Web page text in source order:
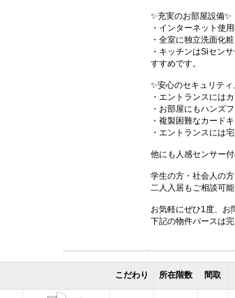
✨充実のお部屋設備✨
・インターネット使
・全室に独立洗面化
・キッチンはSiセン
すすめです。
✨安心のセキュリテ
・エントランスには
・お部屋にもハンズ
・複製困難なカード
・エントランスには
他にも人感センサー
学生の方・社会人の
二人入居もご相談可能
お気軽にぜひ1度、お
下記の物件パースは
こだわり 所在階数 間取